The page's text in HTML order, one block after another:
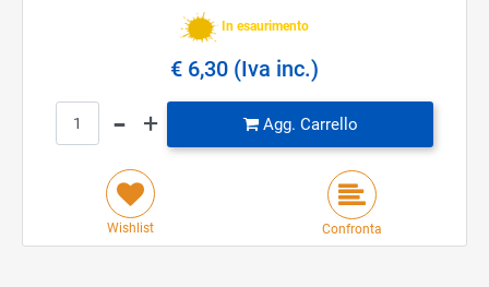
In esaurimento
€ 6,30 (Iva inc.)
Quantità
Agg. Carrello
Wishlist Confronta